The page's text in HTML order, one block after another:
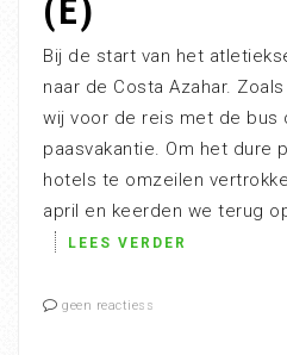
(E)
Bij de start van het
naar de Costa Azahar.
wij voor de reis met de bus
paasvakantie. Om het dure
hotels te omzeilen
april en keerden we terug
LEES VERDER
geen reactiess